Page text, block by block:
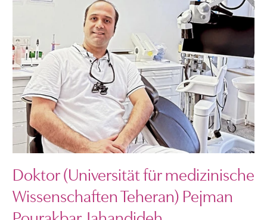
Doktor (Universität für medizinische
Wissenschaften Teheran) Pejman